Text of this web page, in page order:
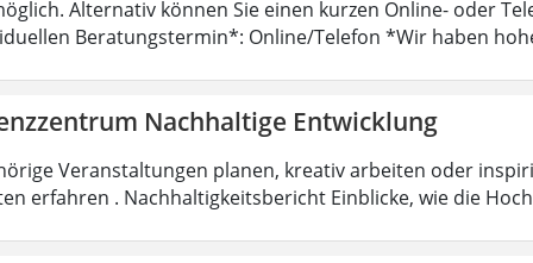
Alternativ können Sie einen kurzen Online- oder
Beratungstermin*: Online/Telefon *Wir haben
Nachhaltige Entwicklung
Veranstaltungen planen, kreativ arbeiten oder
erfahren . Nachhaltigkeitsbericht Einblicke, wie die